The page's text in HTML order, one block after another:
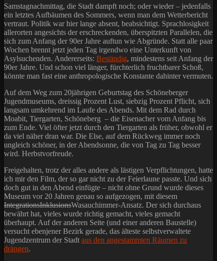
Samstagnachmittag, die Stadt dampft noch; oder wieder – jedenfalls
ein letztes Aufbäumen des Sommers, wenn man dem Wetterbericht
vertraut. Politik war hier lange absent, beabsichtigt. Sprachlosigkeit
allerorten angesichts der erschreckenden, überspitzten Parallelen, die
sich zum Anfang der 90er Jahre auftun wie Abgründe. Statt alle paar
Wochen brennt jetzt jeden Tag irgendwo eine Unterkunft von
Asylsuchenden. Andererseits: Beständig, mindestens seit Anfang der
90er Jahre. Und schon viel länger, fürchterlich fruchtbarer Schoß,
könnte man fast eine anthropologische Konstante dahinter vermuten.
Auf dem Weg zum 20jährigen Geburtstag des Schöneberger
Jugendmuseums, dreissig Prozent Lust, siebzig Prozent Pflicht, sich
langsam umkehrend im Laufe des Abends. Mit dem Rad durch
Moabit, Tiergarten, Schöneberg – die Eisenacher vom Anfang bis
zum Ende. Viel öfter jetzt durch den Tiergarten als früher, obwohl er
da viel näher dran war. Die Else, auf dem Rückweg immer noch
ungleich schöner, in der Abendsonne, die von Tag zu Tag besser
wird. Herbstvorfreude.
Freigehalten, trotz der alles andere als lästigen Verpflichtungen, hatte
ich mir den Film, der so gar nicht zu der Feierlaune passte. Und sich
doch gut in den Abend einfügte – nicht ohne Grund wurde dieses
Museum vor 20 Jahren genau so aufgezogen, mit diesem
IntegrationsInklusionsWasauchimmer-Ansatz. Der sich durchaus
bewährt hat, vieles wurde richtig gemacht, vieles gemacht
überhaupt. Auf der anderen Seite (und einer anderen Baustelle)
versucht ebenjener Bezirk gerade, das älteste selbstverwaltete
Jugendzentrum der Stadt aus den angestammten Räumen zu
drängen.